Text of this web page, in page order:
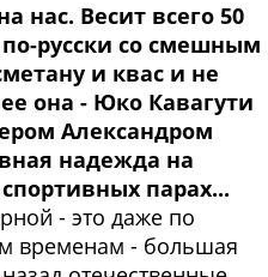
нас. Весит всего 50
русски со смешным
и квас и не
она - Юко Кавагути
Александром
надежда на
парах...
- это даже по
временам - большая